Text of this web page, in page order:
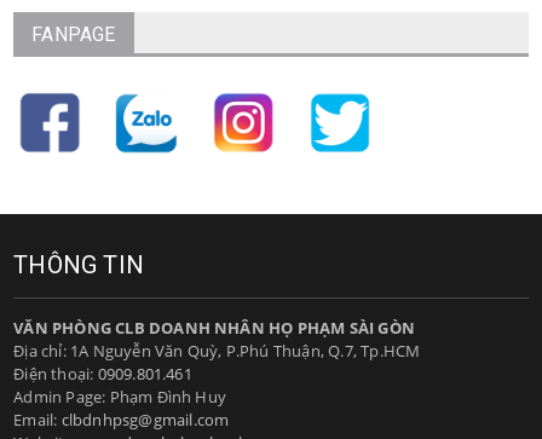
FANPAGE
THÔNG TIN
VĂN PHÒNG CLB DOANH NHÂN HỌ PHẠM SÀI GÒN
Địa chỉ: 1A Nguyễn Văn Quỳ, P.Phú Thuận, Q.7, Tp.HCM
Điện thoại: 0909.801.461
Admin Page: Phạm Đình Huy
Email: clbdnhpsg@gmail.com